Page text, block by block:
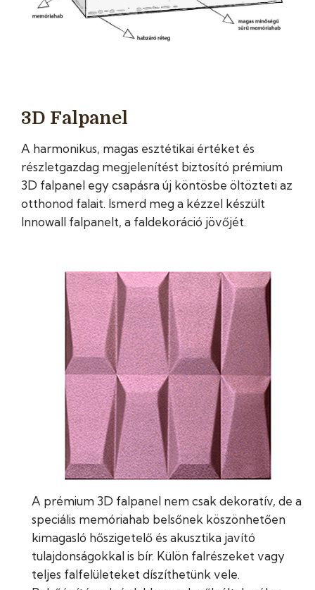
3D Falpanel
A harmonikus, magas esztétikai értéket és
részletgazdag megjelenítést biztosító prémium
3D falpanel egy csapásra új köntösbe öltözteti az
otthonod falait. Ismerd meg a kézzel készült
Innowall falpanelt, a faldekoráció jövőjét.
A prémium 3D falpanel nem csak dekoratív, de a
speciális memóriahab belsőnek köszönhetően
kimagasló hőszigetelő és akusztika javító
tulajdonságokkal is bír. Külön falrészeket vagy
teljes falfelületeket díszíthetünk vele.